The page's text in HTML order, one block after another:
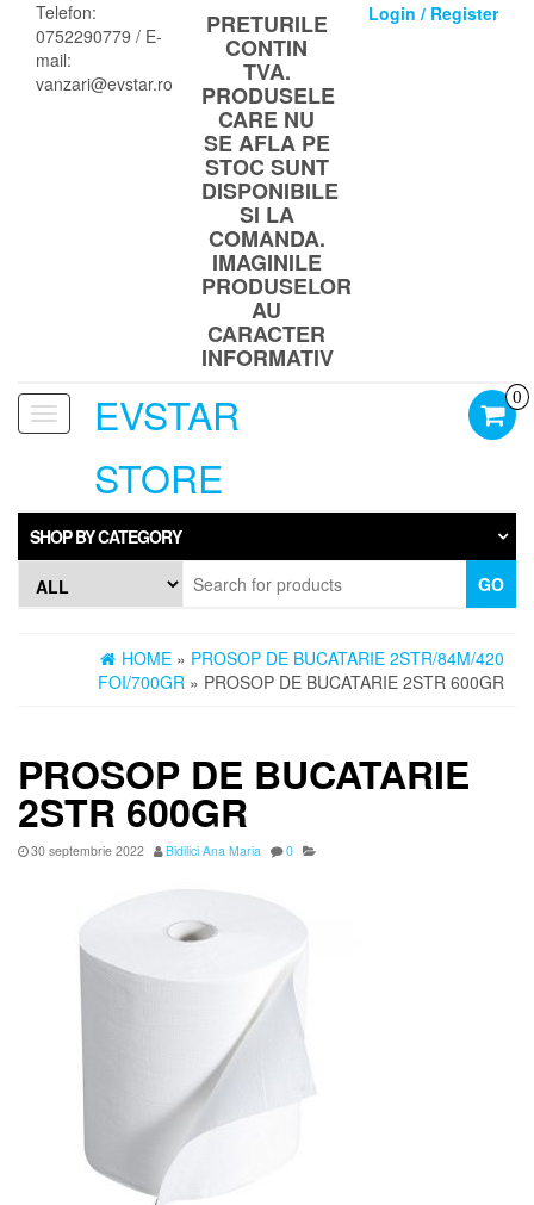
content
Telefon:
0752290779 / E-
mail:
vanzari@evstar.ro
PRETURILE
CONTIN
TVA.
PRODUSELE
CARE NU
SE AFLA PE
STOC SUNT
DISPONIBILE
SI LA
COMANDA.
IMAGINILE
PRODUSELOR
AU
CARACTER
INFORMATIV
Login / Register
Toggle
navigationEVSTAR
STORE
0
SHOP BY CATEGORY
GO
HOME » PROSOP DE BUCATARIE 2STR/84M/420
FOI/700GR » PROSOP DE BUCATARIE 2STR 600GR
PROSOP DE BUCATARIE
2STR 600GR
30 septembrie 2022 Bidilici Ana Maria 0